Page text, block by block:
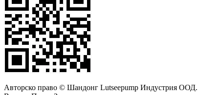
Авторско право © Шандонг Lutseepump Индустрия ООД.